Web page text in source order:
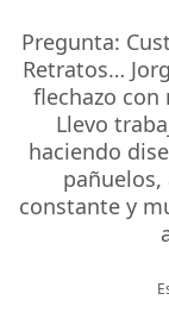
Pregunta:
Retratos…
flechazo
Llevo
haciendo
pañuelos,
constante y